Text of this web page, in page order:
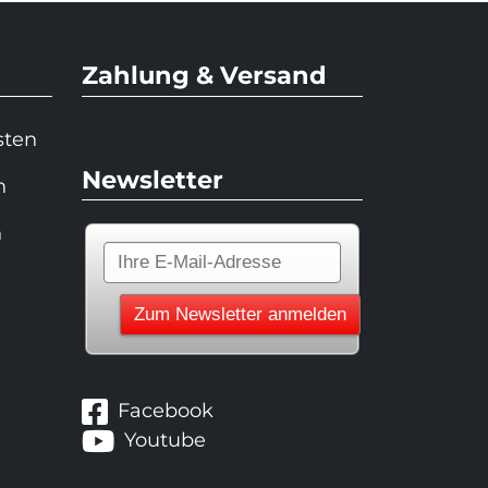
Zahlung & Versand
Newsletter
Facebook
Youtube